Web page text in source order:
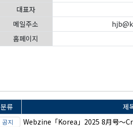
대표자
메일주소
홈페이지
분류 제
Webzine「Korea」2025 8月号～